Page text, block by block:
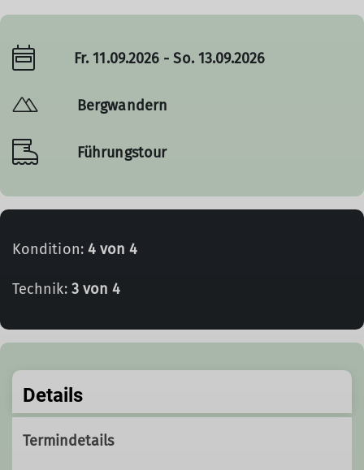
Fr. 11.09.2026 - So. 13.09.2026
Bergwandern
Führungstour
Kondition: 4 von 4
Technik: 3 von 4
Details
Termindetails